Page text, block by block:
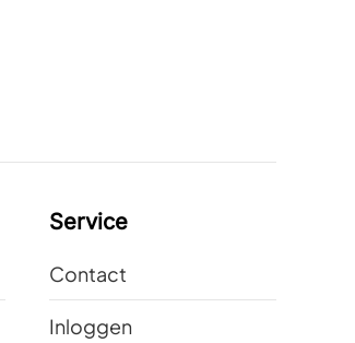
Service
Contact
Inloggen